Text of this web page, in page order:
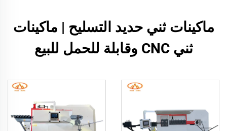
ماكينات ثني حديد التسليح | ماكينات
ثني CNC وقابلة للحمل للبيع